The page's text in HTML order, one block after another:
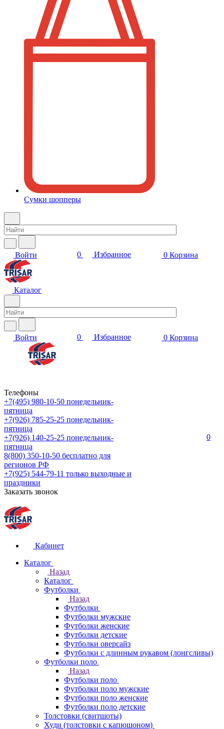
Сумки шопперы
Войти 0 Избранное 0 Корзина
Каталог
Войти 0 Избранное 0 Корзина
Телефоны
+7(495) 980-10-50 понедельник-
пятница
+7(926) 785-25-25 понедельник-
пятница
+7(926) 140-25-25 понедельник-
пятница
8(800) 350-10-50 бесплатно для
регионов РФ
+7(925) 544-79-11 только выходные и
праздники
Заказать звонок
0
Кабинет
Каталог
Назад
Каталог
Футболки
Назад
Футболки
Футболки мужские
Футболки женские
Футболки детские
Футболки оверсайз
Футболки с длинным рукавом (лонгсливы)
Футболки поло
Назад
Футболки поло
Футболки поло мужские
Футболки поло женские
Футболки поло детские
Толстовки (свитшоты)
Худи (толстовки с капюшоном)